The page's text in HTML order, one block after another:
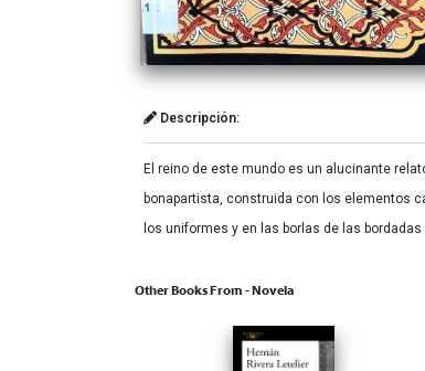
Descripción:
El reino de este mundo es un alucinante
bonapartista, construida con los elementos
los uniformes y en las borlas de las
Other Books From - Novela